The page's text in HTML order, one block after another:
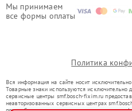
Мы принимаем
все формы оплаты
Политика
Вся информация на сайте носит
Товарные знаки используются исключительно
сервисные центры smf.bosch-fixim.ru
неавторизованных сервисных центрах